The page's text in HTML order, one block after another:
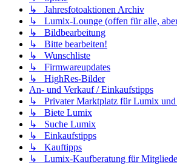
↳ Jahresfotoaktionen Archiv
↳ Lumix-Lounge (offen für alle,
↳ Bildbearbeitung
↳ Bitte bearbeiten!
↳ Wunschliste
↳ Firmwareupdates
↳ HighRes-Bilder
An- und Verkauf / Einkaufstipps
↳ Privater Marktplatz für Lumix und
↳ Biete Lumix
↳ Suche Lumix
↳ Einkaufstipps
↳ Kauftipps
↳ Lumix-Kaufberatung für